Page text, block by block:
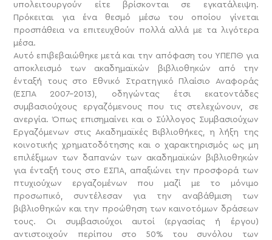
υπολειτουργούν είτε βρίσκονται σε εγκατάλειψη.
Πρόκειται για ένα θεσμό μέσω του οποίου γίνεται
προσπάθεια να επιτευχθούν πολλά αλλά με τα λιγότερα
μέσα.
Αυτό επιβεβαιώθηκε μετά και την απόφαση του ΥΠΕΠΘ για
αποκλεισμό των ακαδημαϊκών βιβλιοθηκών από την
ένταξή τους στο Εθνικό Στρατηγικό Πλαίσιο Αναφοράς
(ΕΣΠΑ 2007-2013), οδηγώντας έτσι εκατοντάδες
συμβασιούχους εργαζόμενους που τις στελεχώνουν, σε
ανεργία. Όπως επισημαίνει και ο Σύλλογος Συμβασιούχων
Εργαζόμενων στις Ακαδημαϊκές Βιβλιοθήκες, η λήξη της
κοινοτικής χρηματοδότησης και ο χαρακτηρισμός ως μη
επιλέξιμων των δαπανών των ακαδημαϊκών βιβλιοθηκών
για ένταξή τους στο ΕΣΠΑ, απαξιώνει την προσφορά των
πτυχιούχων εργαζομένων που μαζί με το μόνιμο
προσωπικό, συντέλεσαν για την αναβάθμιση των
βιβλιοθηκών και την προώθηση των καινοτόμων δράσεων
τους. Οι συμβασιούχοι αυτοί (εργασίας ή έργου)
αντιστοιχούν περίπου στο 50% του συνόλου των